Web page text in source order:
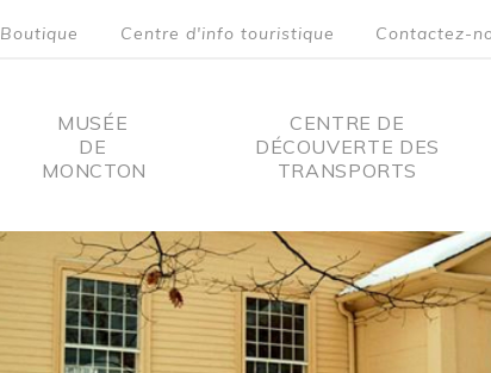
Boutique Centre d'info touristique Contactez-
MUSÉE
DE
MONCTON
CENTRE DE
DÉCOUVERTE DES
TRANSPORTS